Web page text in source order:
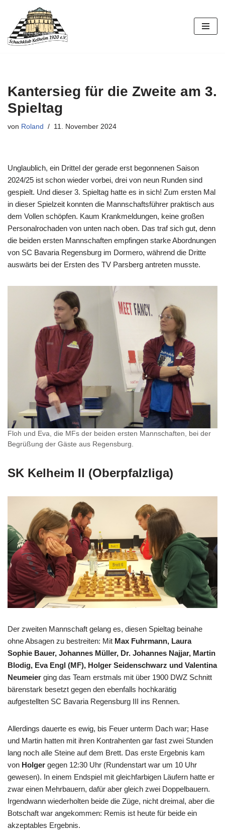
Zum
Inhalt
Kantersieg für die Zweite am 3.
Spieltag
von Roland 11. November 2024
Unglaublich, ein Drittel der gerade erst begonnenen Saison
2024/25 ist schon wieder vorbei, drei von neun Runden sind
gespielt. Und dieser 3. Spieltag hatte es in sich! Zum ersten Mal
in dieser Spielzeit konnten die Mannschaftsführer praktisch aus
dem Vollen schöpfen. Kaum Krankmeldungen, keine großen
Personalrochaden von unten nach oben. Das traf sich gut, denn
die beiden ersten Mannschaften empfingen starke Abordnungen
von SC Bavaria Regensburg im Dormero, während die Dritte
auswärts bei der Ersten des TV Parsberg antreten musste.
Floh und Eva, die MFs der beiden ersten Mannschaften, bei der
Begrüßung der Gäste aus Regensburg.
SK Kelheim II (Oberpfalzliga)
Der zweiten Mannschaft gelang es, diesen Spieltag beinahe
ohne Absagen zu bestreiten: Mit Max Fuhrmann, Laura
Sophie Bauer, Johannes Müller, Dr. Johannes Najjar, Martin
Blodig, Eva Engl (MF), Holger Seidenschwarz und Valentina
Neumeier ging das Team erstmals mit über 1900 DWZ Schnitt
bärenstark besetzt gegen den ebenfalls hochkarätig
aufgestellten SC Bavaria Regensburg III ins Rennen.
Allerdings dauerte es ewig, bis Feuer unterm Dach war; Hase
und Martin hatten mit ihren Kontrahenten gar fast zwei Stunden
lang noch alle Steine auf dem Brett. Das erste Ergebnis kam
von Holger gegen 12:30 Uhr (Rundenstart war um 10 Uhr
gewesen). In einem Endspiel mit gleichfarbigen Läufern hatte er
zwar einen Mehrbauern, dafür aber gleich zwei Doppelbauern.
Irgendwann wiederholten beide die Züge, nicht dreimal, aber die
Botschaft war angekommen: Remis ist heute für beide ein
akzeptables Ergebnis.